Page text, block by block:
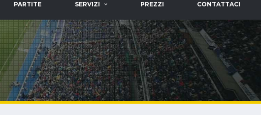
PARTITE SERVIZI PREZZI CONTATTACI